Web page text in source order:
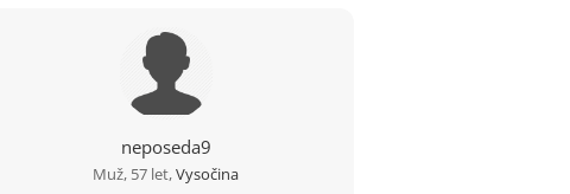
neposeda9
Muž, 57 let,Vysočina